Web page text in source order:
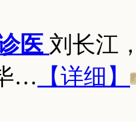
医 刘长江
… 【详细】